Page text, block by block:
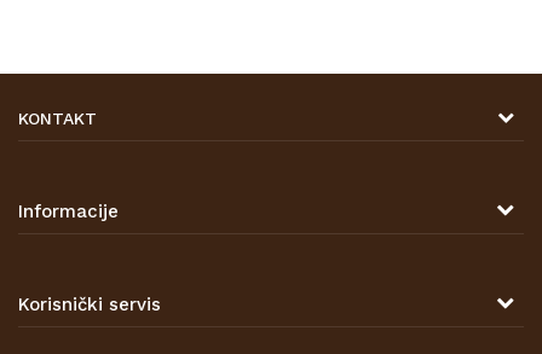
KONTAKT
47000 Karlovac
Informacije
Prodajna mjesta
Korisnički servis